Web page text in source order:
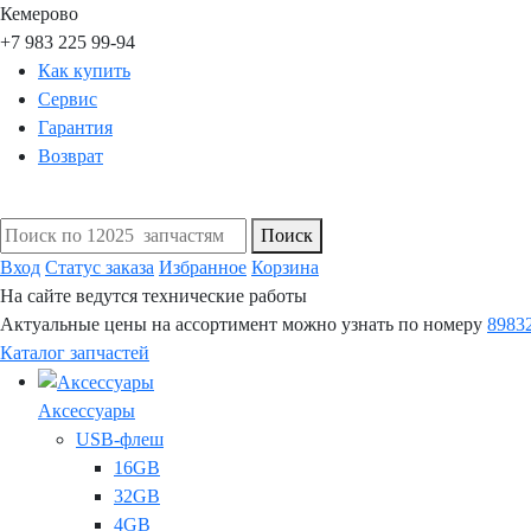
Кемерово
+7 983 225 99-94
Как купить
Сервис
Гарантия
Возврат
Поиск
Вход Статус заказа Избранное Корзина
На сайте ведутся технические работы
Актуальные цены на ассортимент можно узнать по номеру
Каталог запчастей
Аксессуары
USB-флеш
16GB
32GB
4GB